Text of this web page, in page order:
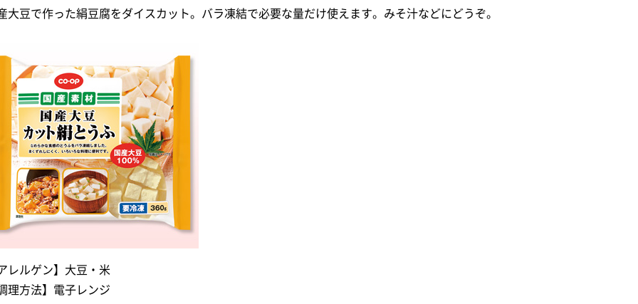
大豆で作った絹豆腐をダイスカット。バラ凍結で必要な量だけ使えます。みそ汁などにどうぞ。
レルゲン】大豆・米
理方法】電子レンジ